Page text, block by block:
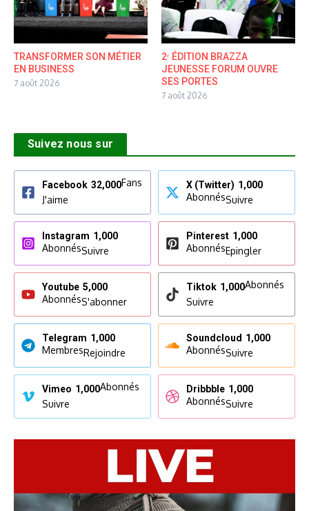
TRANSFORMER SON MÉTIER
EN BUSINESS
7 août 2026
2ᵉ ÉDITION BRAZZA
JEUNESSE FORUM OUVRE
SES PORTES
7 août 2026
Suivez nous sur
Facebook 32,000Fans
J'aime
X (Twitter) 1,000
AbonnésSuivre
Instagram 1,000
AbonnésSuivre
Pinterest 1,000
AbonnésEpingler
Youtube 5,000
AbonnésS'abonner
Tiktok 1,000Abonnés
Suivre
Telegram 1,000
MembresRejoindre
Soundcloud 1,000
AbonnésSuivre
Vimeo 1,000Abonnés
Suivre
Dribbble 1,000
AbonnésSuivre